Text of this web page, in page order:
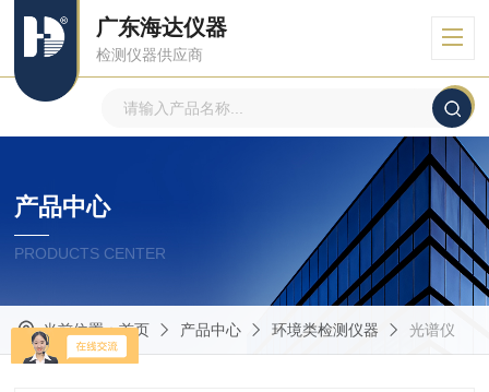
广东海达仪器
检测仪器供应商
产品中心
PRODUCTS CENTER
当前位置：首页 产品中心 环境类检测仪器 光谱仪